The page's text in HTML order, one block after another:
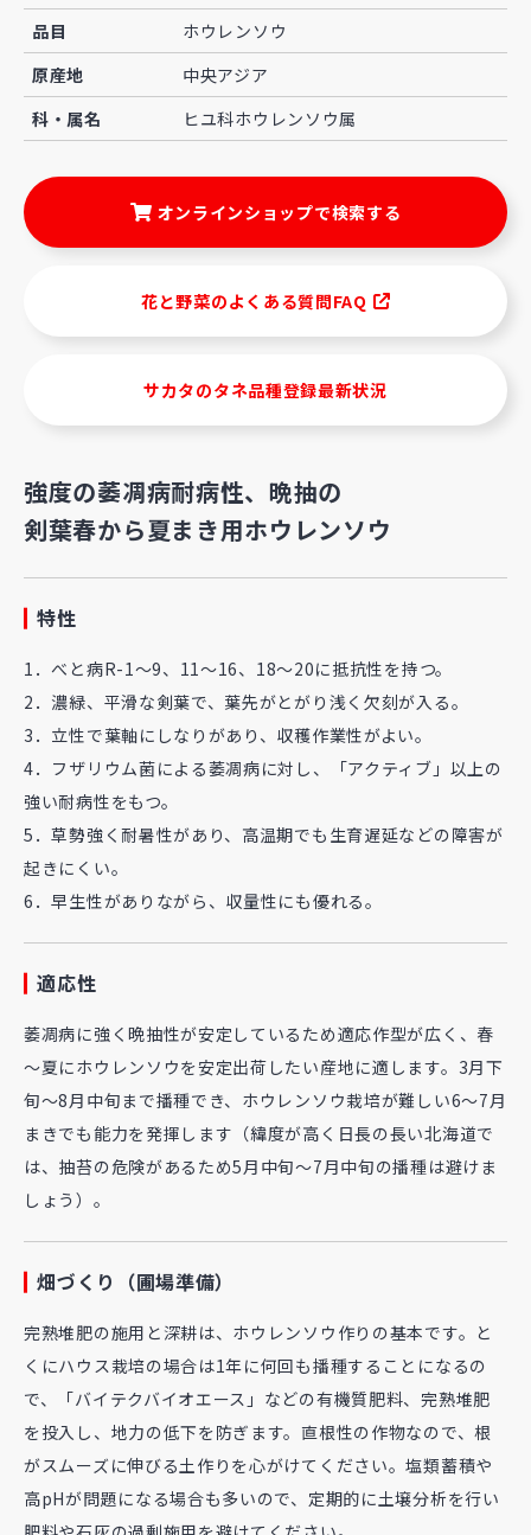
品目
ホウレンソウ
原産地
中央アジア
科・属名
ヒユ科ホウレンソウ属
オンラインショップで検索する
花と野菜のよくある質問FAQ
サカタのタネ品種登録最新状況
強度の萎凋病耐病性、晩抽の
剣葉春から夏まき用ホウレンソウ
特性
1．べと病R-1～9、11～16、18～20に抵抗性を持つ。
2．濃緑、平滑な剣葉で、葉先がとがり浅く欠刻が入る。
3．立性で葉軸にしなりがあり、収穫作業性がよい。
4．フザリウム菌による萎凋病に対し、「アクティブ」以上の
強い耐病性をもつ。
5．草勢強く耐暑性があり、高温期でも生育遅延などの障害が
起きにくい。
6．早生性がありながら、収量性にも優れる。
適応性
萎凋病に強く晩抽性が安定しているため適応作型が広く、春
～夏にホウレンソウを安定出荷したい産地に適します。3月下
旬～8月中旬まで播種でき、ホウレンソウ栽培が難しい6～7月
まきでも能力を発揮します（緯度が高く日長の長い北海道で
は、抽苔の危険があるため5月中旬～7月中旬の播種は避けま
しょう）。
畑づくり（圃場準備）
完熟堆肥の施用と深耕は、ホウレンソウ作りの基本です。と
くにハウス栽培の場合は1年に何回も播種することになるの
で、「バイテクバイオエース」などの有機質肥料、完熟堆肥
を投入し、地力の低下を防ぎます。直根性の作物なので、根
がスムーズに伸びる土作りを心がけてください。塩類蓄積や
高pHが問題になる場合も多いので、定期的に土壌分析を行い